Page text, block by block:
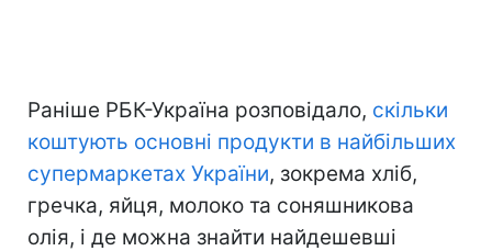
Раніше РБК-Україна розповідало, скільки
коштують основні продукти в найбільших
супермаркетах України, зокрема хліб,
гречка, яйця, молоко та соняшникова
олія, і де можна знайти найдешевші